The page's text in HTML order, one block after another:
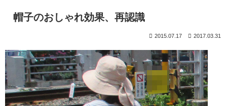
帽子のおしゃれ効果、再認識
2017.03.31
2015.07.17